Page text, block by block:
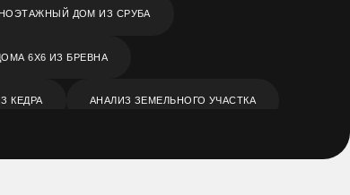
ДОМ ИЗ СРУБА
6Х6 ИЗ БРЕВНА
КЕДРА АНАЛИЗ ЗЕМЕЛЬНОГО УЧАСТКА